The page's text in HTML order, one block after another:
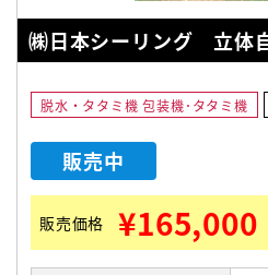
㈱日本シーリング 立体
脱水・タタミ機 包装機･タタミ機
販売中
販売価格 ¥165,000